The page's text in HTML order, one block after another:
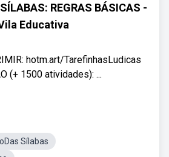
REGRAS BÁSICAS -
Educativa
hotm.art/TarefinhasLudicas
(+ 1500 atividades): ...
Sílabas